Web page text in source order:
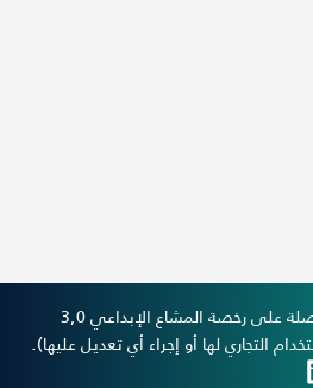
ومضة هي شركة مرخصة وحاصلة على رخصة المشاع الإبداعي 3,0
التجاري لها أو إجراء أي تعديل عليها).